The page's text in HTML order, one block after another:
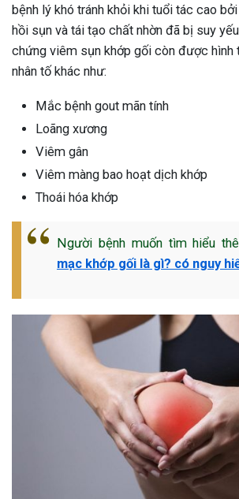
bệnh lý khó tránh khỏi khi tuổi tác cao
hồi sụn và tái tạo chất nhờn đã bị suy
chứng viêm sụn khớp gối còn được hình
nhân tố khác như:
Mắc bệnh gout mãn tính
Loãng xương
Viêm gân
Viêm màng bao hoạt dịch khớp
Thoái hóa khớp
Người bệnh muốn tìm hiểu
mạc khớp gối là gì? có nguy